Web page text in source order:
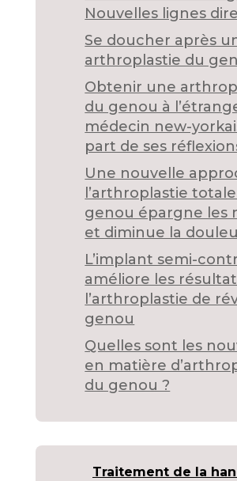
Nouvelles lignes
Se doucher après
arthroplastie du
Obtenir une
du genou à
médecin new-
part de ses
Une nouvelle
l’arthroplastie
genou épargne les
et diminue la
L’implant semi-
améliore les
l’arthroplastie de
genou
Quelles sont les
en matière
du genou ?
Traitement de la